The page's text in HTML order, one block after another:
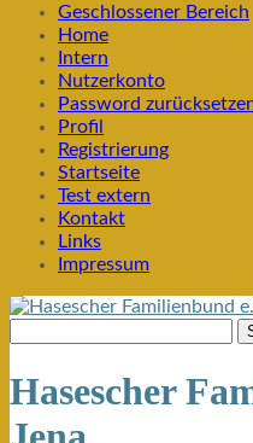
Geschlossener Bereich
Home
Intern
Nutzerkonto
Password
Profil
Registrierung
Startseite
Test extern
Kontakt
Links
Impressum
Hasescher